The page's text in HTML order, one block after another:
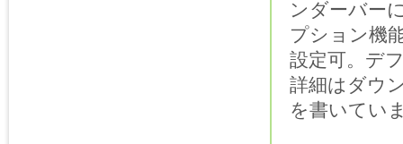
ンダーバー
プション機
設定可。デ
詳細はダウ
を書いてい